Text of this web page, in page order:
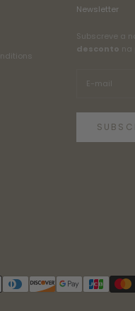
Newsletter
Subscreve a
desconto na